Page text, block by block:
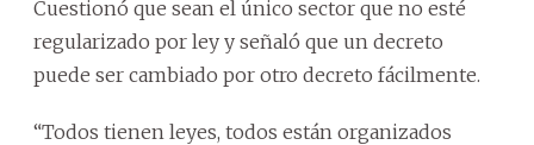
Cuestionó que sean el único sector que no esté
regularizado por ley y señaló que un decreto
puede ser cambiado por otro decreto fácilmente.
“Todos tienen leyes, todos están organizados